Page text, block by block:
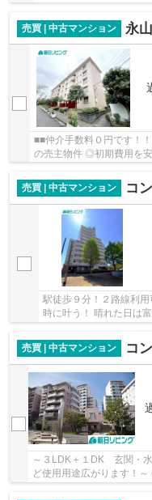
広々住空間
売買 | 中古マンション
永山三
■■仲介手数料０円です！
の売主物件 ◎初期費用を
売買 | 中古マンション
コンセ
駅徒歩９分！２路線利
時に叶う！ 晴れた日は
売買 | 中古マンション コンセボー
～３LDK＋１DK 玄関・
ど使用用途広がります！